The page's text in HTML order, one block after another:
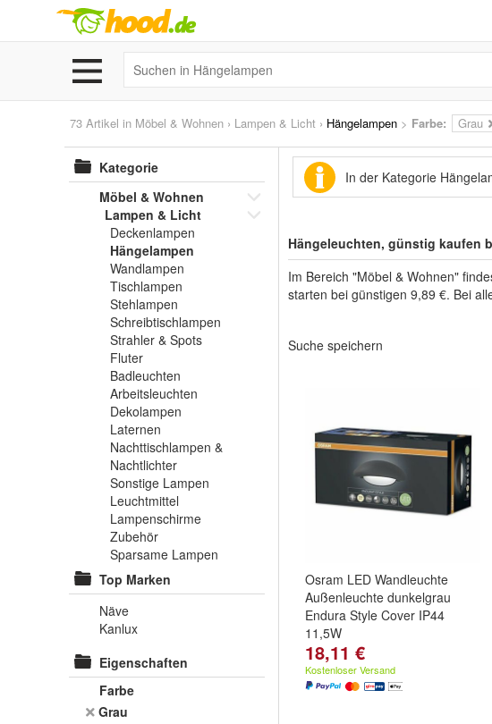
73 Artikel in Möbel & Wohnen › Lampen & Licht › Hängelampen > Farbe: Grau
Kategorie
Möbel & Wohnen
Lampen & Licht
Deckenlampen
Hängelampen
Wandlampen
Tischlampen
Stehlampen
Schreibtischlampen
Strahler & Spots
Fluter
Badleuchten
Arbeitsleuchten
Dekolampen
Laternen
Nachttischlampen &
Nachtlichter
Sonstige Lampen
Leuchtmittel
Lampenschirme
Zubehör
Sparsame Lampen
Top Marken
Näve
Kanlux
Eigenschaften
Farbe
Grau
In der Kategorie
Hängeleuchten, günstig kaufen
Im Bereich "Möbel & Wohnen"
starten bei günstigen 9,89 €. Bei
Suche speichern
Osram LED Wandleuchte
Außenleuchte dunkelgrau
Endura Style Cover IP44
11,5W
18,11 €
Kostenloser Versand